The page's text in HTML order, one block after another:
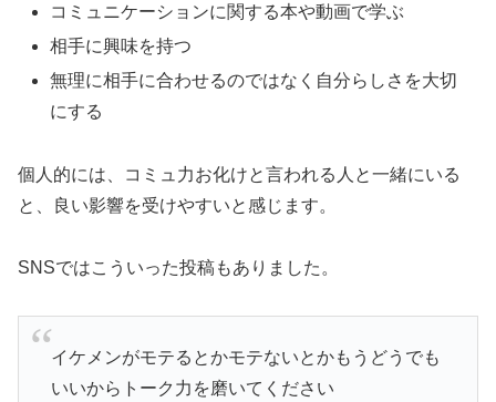
コミュニケーションに関する本や動画で学ぶ
相手に興味を持つ
無理に相手に合わせるのではなく自分らしさを大切
にする
個人的には、コミュ力お化けと言われる人と一緒にいる
と、良い影響を受けやすいと感じます。
SNSではこういった投稿もありました。
イケメンがモテるとかモテないとかもうどうでも
いいからトーク力を磨いてください